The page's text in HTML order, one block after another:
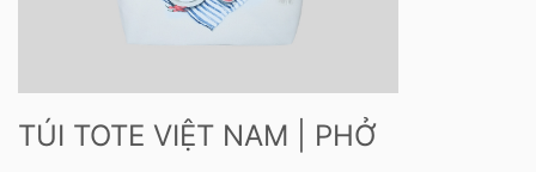
TÚI TOTE VIỆT NAM | PHỞ